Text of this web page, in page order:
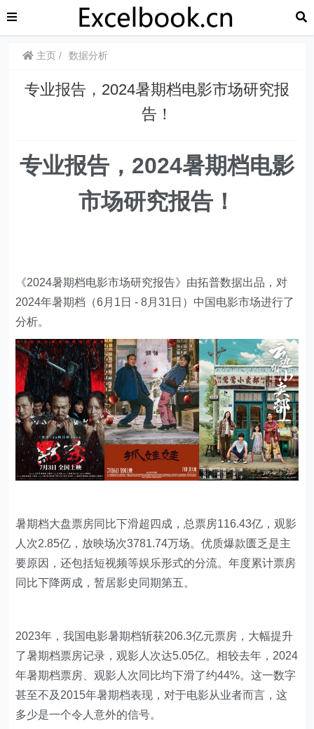
主页 数据分析
专业报告，2024暑期档电影市场研究报
告！
专业报告，2024暑期档电影
市场研究报告！
《2024暑期档电影市场研究报告》由拓普数据出品，对
2024年暑期档（6月1日 - 8月31日）中国电影市场进行了
分析。
暑期档大盘票房同比下滑超四成，总票房116.43亿，观影
人次2.85亿，放映场次3781.74万场。优质爆款匮乏是主
要原因，还包括短视频等娱乐形式的分流。年度累计票房
同比下降两成，暂居影史同期第五。
2023年，我国电影暑期档斩获206.3亿元票房，大幅提升
了暑期档票房记录，观影人次达5.05亿。相较去年，2024
年暑期档票房、观影人次同比均下滑了约44%。这一数字
甚至不及2015年暑期档表现，对于电影从业者而言，这
多少是一个令人意外的信号。